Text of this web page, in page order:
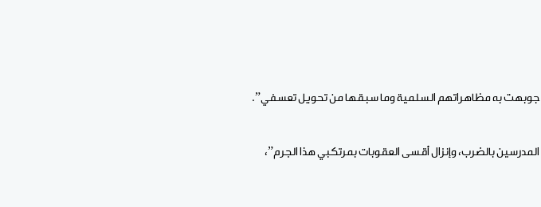
جوبهت به مظاهراتهم السلمية وما سبقها من تحويل تعسفي”.
بالضرب، وإنزال أقسى العقوبات بمرتكبي هذا الجرم”،